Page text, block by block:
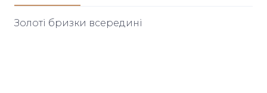
Золоті бризки всередині